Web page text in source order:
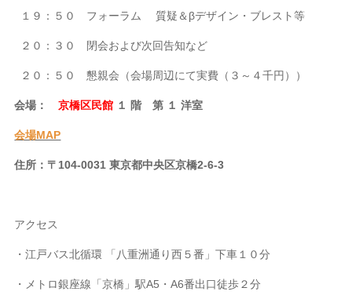
１９：５０ フォーラム 質疑＆βデザイン・ブレスト等
２０：３０ 閉会および次回告知など
２０：５０ 懇親会（会場周辺にて実費（３～４千円））
会場：京橋区民館 １ 階 第 １ 洋室
会場MAP
住所：〒104-0031 東京都中央区京橋2-6-3
アクセス
・江戸バス北循環 「八重洲通り西５番」下車１０分
・メトロ銀座線「京橋」駅A5・A6番出口徒歩２分